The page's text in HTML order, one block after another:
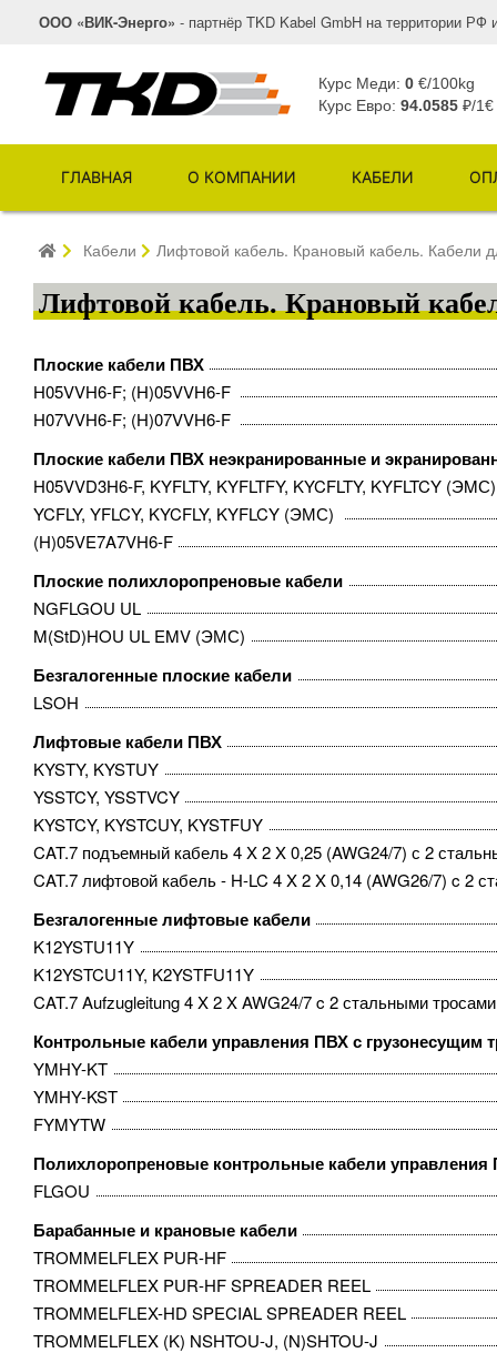
ООО «ВИК-Энерго» - партнёр TKD Kabel GmbH на территории РФ
Курс Меди: 0 €/100kg
Курс Евро: 94.0585 ₽/1€
ГЛАВНАЯ О КОМПАНИИ КАБЕЛИ
Кабели Лифтовой кабель. Крановый кабель. Кабели
Лифтовой кабель. Крановый
Плоские кабели ПВХ
H05VVH6-F; (H)05VVH6-F ​
H07VVH6-F; (H)07VVH6-F ​
Плоские кабели ПВХ неэкранированные и
H05VVD3H6-F, KYFLTY, KYFLTFY, KYCFLTY, KYFLTCY
YCFLY, YFLCY, KYCFLY, KYFLCY (ЭМС) ​
(H)05VE7A7VH6-F
Плоские полихлоропреновые кабели
NGFLGOU UL
M(StD)HOU UL EMV (ЭМС)
Безгалогенные плоские кабели
LSOH
Лифтовые кабели ПВХ
KYSTY, KYSTUY
YSSTCY, YSSTVCY
KYSTCY, KYSTCUY, KYSTFUY
CAT.7 подъемный кабель 4 X 2 X 0,25 (AWG24/7) с 2
CAT.7 лифтовой кабель - H-LC 4 X 2 X 0,14 (AWG26/7) c 2
Безгалогенные лифтовые кабели
K12YSTU11Y
K12YSTCU11Y, K2YSTFU11Y
CAT.7 Aufzugleitung 4 X 2 X AWG24/7 c 2 стальными
Контрольные кабели управления ПВХ с грузонесущим
YMHY-KT
YMHY-KST
FYMYTW
Полихлоропреновые контрольные кабели управления
FLGOU
Барабанные и крановые кабели
TROMMELFLEX PUR-HF
TROMMELFLEX PUR-HF SPREADER REEL
TROMMELFLEX-HD SPECIAL SPREADER REEL
TROMMELFLEX (K) NSHTOU-J, (N)SHTOU-J